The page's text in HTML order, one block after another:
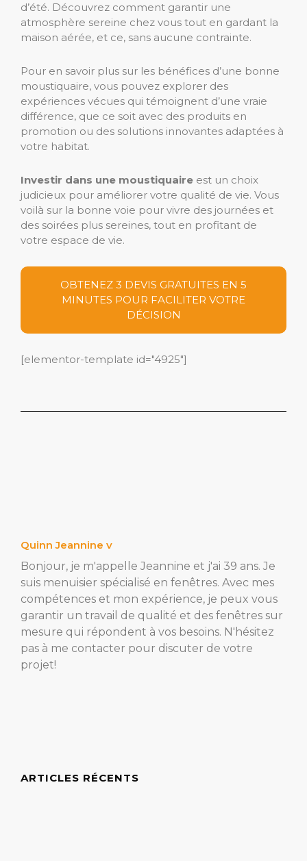
d’été. Découvrez comment garantir une
atmosphère sereine chez vous tout en gardant la
maison aérée, et ce, sans aucune contrainte.
Pour en savoir plus sur les bénéfices d’une bonne
moustiquaire, vous pouvez explorer des
expériences vécues qui témoignent d’une vraie
différence, que ce soit avec des produits en
promotion ou des solutions innovantes adaptées à
votre habitat.
Investir dans une moustiquaire est un choix
judicieux pour améliorer votre qualité de vie. Vous
voilà sur la bonne voie pour vivre des journées et
des soirées plus sereines, tout en profitant de
votre espace de vie.
OBTENEZ 3 DEVIS GRATUITES EN 5
MINUTES POUR FACILITER VOTRE
DÉCISION
[elementor-template id="4925"]
Quinn Jeannine v
Bonjour, je m'appelle Jeannine et j'ai 39 ans. Je
suis menuisier spécialisé en fenêtres. Avec mes
compétences et mon expérience, je peux vous
garantir un travail de qualité et des fenêtres sur
mesure qui répondent à vos besoins. N'hésitez
pas à me contacter pour discuter de votre
projet!
ARTICLES RÉCENTS